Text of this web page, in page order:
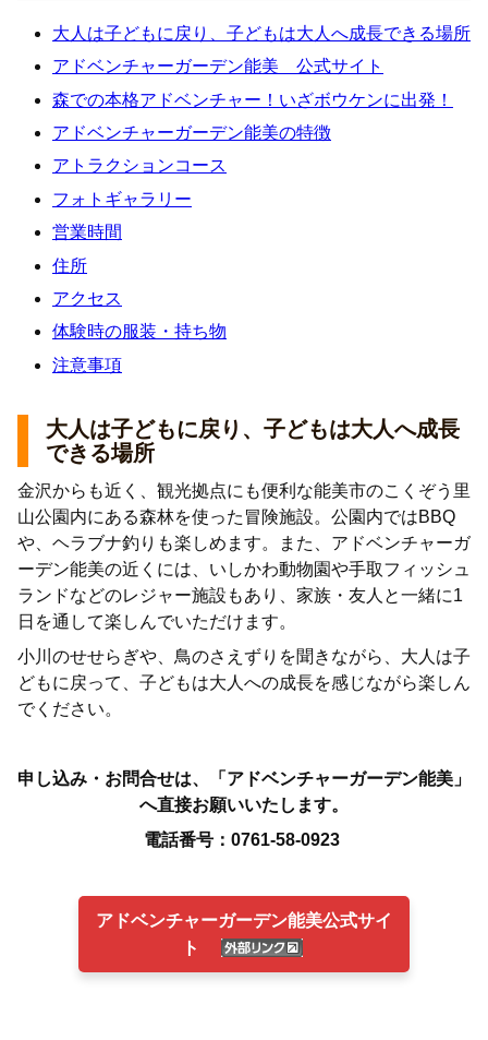
大人は子どもに戻り、子どもは大人へ成長できる場所
アドベンチャーガーデン能美 公式サイト
森での本格アドベンチャー！いざボウケンに出発！
アドベンチャーガーデン能美の特徴
アトラクションコース
フォトギャラリー
営業時間
住所
アクセス
体験時の服装・持ち物
注意事項
大人は子どもに戻り、子どもは大人へ成長
できる場所
金沢からも近く、観光拠点にも便利な能美市のこくぞう里
山公園内にある森林を使った冒険施設。公園内ではBBQ
や、ヘラブナ釣りも楽しめます。また、アドベンチャーガ
ーデン能美の近くには、いしかわ動物園や手取フィッシュ
ランドなどのレジャー施設もあり、家族・友人と一緒に1
日を通して楽しんでいただけます。
小川のせせらぎや、鳥のさえずりを聞きながら、 大人は子
どもに戻って、子どもは大人への成長を感じながら楽しん
でください。
申し込み・お問合せは、「アドベンチャーガーデン能美」
へ直接お願いいたします。
電話番号：0761-58-0923
アドベンチャーガーデン能美公式サイ
ト